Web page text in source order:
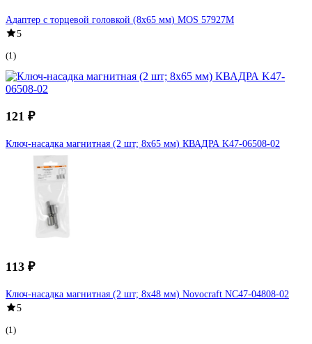
Адаптер с торцевой головкой (8x65 мм) MOS 57927М
5
(1)
121 ₽
Ключ-насадка магнитная (2 шт; 8x65 мм) КВАДРА K47-06508-02
113 ₽
Ключ-насадка магнитная (2 шт; 8х48 мм) Novocraft NC47-04808-02
5
(1)